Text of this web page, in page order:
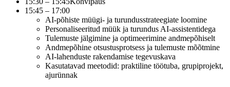
15:45 – 17:00
AI-põhiste müügi- ja turundusstrateegiate loomine
Personaliseeritud müük ja turundus AI-assistentidega
Tulemuste jälgimine ja optimeerimine andmepõhiselt
Andmepõhine otsustusprotsess ja tulemuste mõõtmine
AI-lahenduste rakendamise tegevuskava
Kasutatavad meetodid: praktiline töötuba, grupiprojekt,
ajurünnak